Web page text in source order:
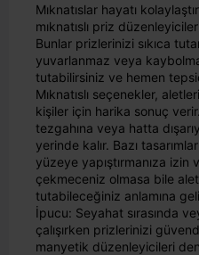
Mıknatıslar hayatı
mıknatıslı priz
Bunlar prizlerinizi sıkıca
yuvarlanmaz veya
tutabilirsiniz ve hemen
Mıknatıslı seçenekler,
kişiler için harika sonuç
tezgahına veya hatta
yerinde kalır. Bazı
yüzeye yapıştırmanıza izin
çekmeceniz olmasa bile
tutabileceğiniz anlamına
İpucu: Seyahat sırasında
çalışırken prizlerinizi
manyetik düzenleyicileri